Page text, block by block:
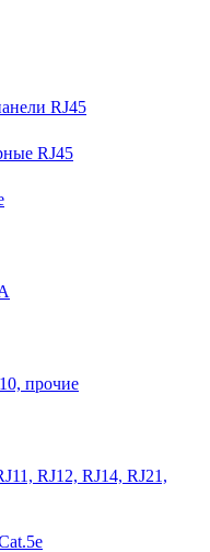
RJ45
RJ45
прочие
RJ12, RJ14, RJ21,